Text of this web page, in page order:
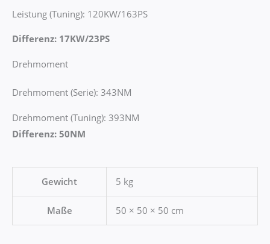
Leistung (Tuning): 120KW/163PS
Differenz: 17KW/23PS
Drehmoment
Drehmoment (Serie): 343NM
Drehmoment (Tuning): 393NM
Differenz: 50NM
Gewicht 5 kg
Maße 50 × 50 × 50 cm